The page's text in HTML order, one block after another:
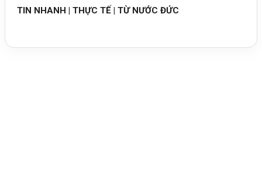
TIN NHANH | THỰC TẾ | TỪ NƯỚC ĐỨC